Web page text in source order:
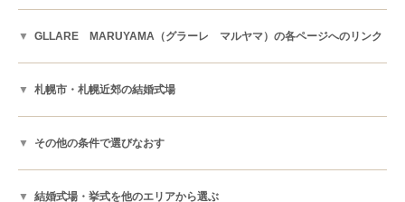
GLLARE MARUYAMA（グラーレ マルヤマ）の各ページへのリンク
札幌市・札幌近郊の結婚式場
その他の条件で選びなおす
結婚式場・挙式を他のエリアから選ぶ